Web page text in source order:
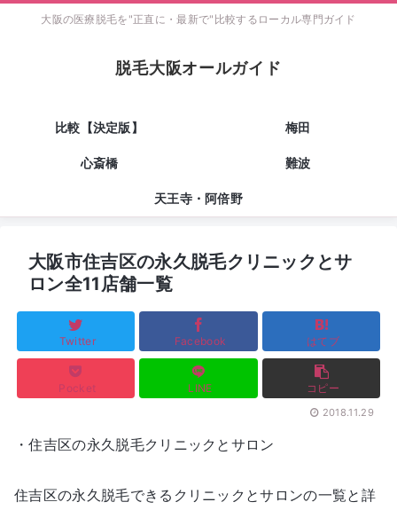
大阪の医療脱毛を"正直に・最新で"比較するローカル専門ガイド
脱毛大阪オールガイド
比較【決定版】 梅田
心斎橋 難波
天王寺・阿倍野
大阪市住吉区の永久脱毛クリニックとサ
ロン全11店舗一覧
Twitter Facebook はてブ
Pocket LINE コピー
2018.11.29
・住吉区の永久脱毛クリニックとサロン
住吉区の永久脱毛できるクリニックとサロンの一覧と詳